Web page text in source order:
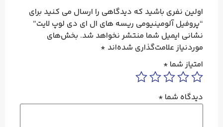
اولین نفری باشید که دیدگاهی را ارسال می کنید برای
“پروفیل آلومینیومی ریسه های ال ای دی لوپ لایت”
نشانی ایمیل شما منتشر نخواهد شد. بخش‌های
موردنیاز علامت‌گذاری شده‌اند *
امتیاز شما *
دیدگاه شما *